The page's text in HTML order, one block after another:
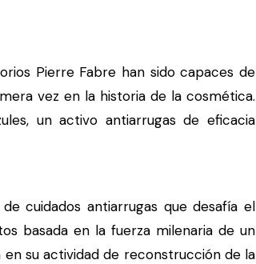
Pierre Fabre han sido capaces de
vez en la historia de la cosmética.
un activo antiarrugas de eficacia
cuidados antiarrugas que desafía el
basada en la fuerza milenaria de un
su actividad de reconstrucción de la